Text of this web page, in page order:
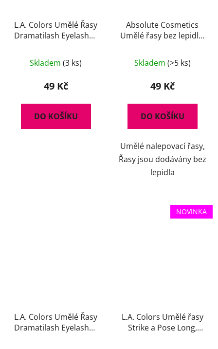
L.A. Colors Umělé Řasy
Dramatilash Eyelashes
Skladem (3 ks)
49 Kč
DO KOŠÍKU
Absolute Cosmetics
Umělé řasy bez lepidla,
Skladem (>5 ks)
49 Kč
DO KOŠÍKU
Umělé nalepovací řasy,
Řasy jsou dodávány bez
lepidla
L.A. Colors Umělé Řasy
Dramatilash Eyelashes
NOVINKA
L.A. Colors Umělé řasy
Strike a Pose Long,